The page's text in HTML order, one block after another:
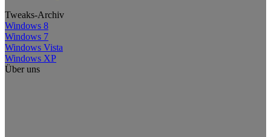
Tweaks-Archiv
Windows 8
Windows 7
Windows Vista
Windows XP
Über uns